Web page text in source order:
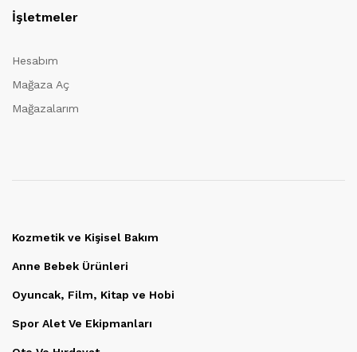
İşletmeler
Hesabım
Mağaza Aç
Mağazalarım
Kozmetik ve Kişisel Bakım
Anne Bebek Ürünleri
Oyuncak, Film, Kitap ve Hobi
Spor Alet Ve Ekipmanları